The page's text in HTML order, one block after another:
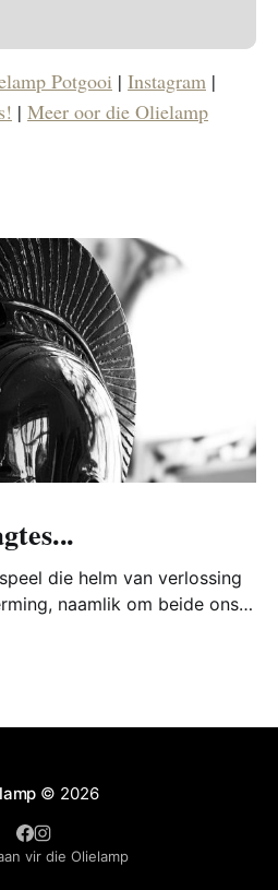
Potgooi | Instagram |
| Meer oor die Olielamp
die helm van verlossing
naamlik om beide ons
is daar vir ons? Hoe trek
© 2026
vir die Olielamp